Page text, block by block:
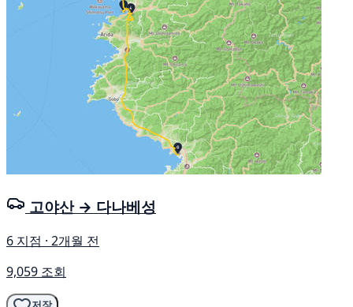
고야산 → 다나베성
6 지점 · 2개월 전
9,059 조회